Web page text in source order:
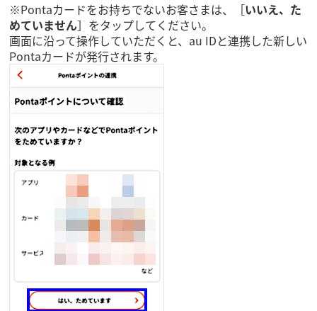
※Pontaカードをお持ちでないお客さまは、［いいえ、た
めていません］をタップしてください。
画面に沿って操作していただくと、au IDと連携した新しい
Pontaカードが発行されます。